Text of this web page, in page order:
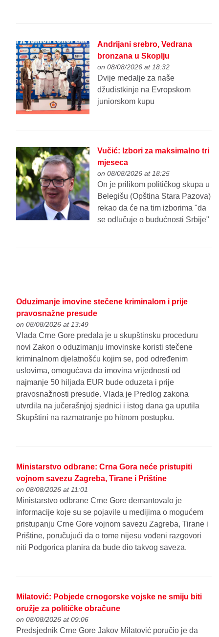
Andrijani srebro, Vedrana
bronzana u Skoplju
on 08/08/2026 at 18:32
Dvije medalje za naše
džudistkinje na Evropskom
juniorskom kupu
Vučić: Izbori za maksimalno tri
mjeseca
on 08/08/2026 at 18:25
On je prilikom političkog skupa u
Belegišu (Opština Stara Pazova)
rekao da će na tim izborima "da
se odlučuje o budućnosti Srbije"
Oduzimanje imovine stečene kriminalom i prije
pravosnažne presude
on 08/08/2026 at 13:49
Vlada Crne Gore predala je u skupštinsku proceduru
novi Zakon o oduzimanju imovinske koristi stečene
kriminalnom djelatnošću kojim se, pod određenim
uslovima, omogućava da imovina vrijednosti od
najmanje 50 hiljada EUR bude oduzeta i prije
pravosnažnosti presude. Vlada je Predlog zakona
utvrdila na jučerašnjoj sjednici i istog dana ga uputila
Skupštini na razmatranje po hitnom postupku.
Ministarstvo odbrane: Crna Gora neće pristupiti
vojnom savezu Zagreba, Tirane i Prištine
on 08/08/2026 at 11:01
Ministarstvo odbrane Crne Gore demantovalo je
informacije koje su se pojavile u medijima o mogućem
pristupanju Crne Gore vojnom savezu Zagreba, Tirane i
Prištine, poručujući da o tome nijesu vođeni razgovori
niti Podgorica planira da bude dio takvog saveza.
Milatović: Pobjede crnogorske vojske ne smiju biti
oružje za političke obračune
on 08/08/2026 at 09:06
Predsjednik Crne Gore Jakov Milatović poručio je da